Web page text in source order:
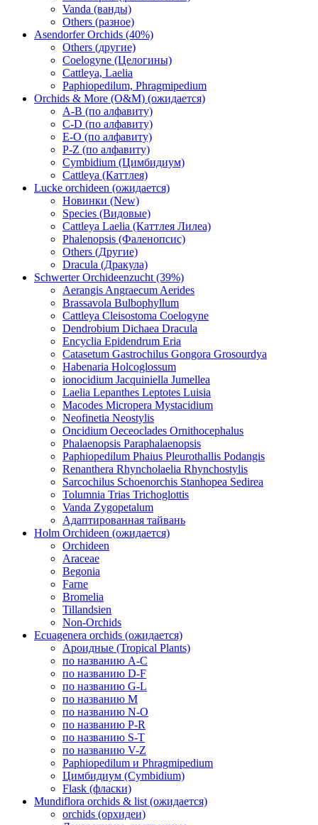
Vanda (ванды)
Others (разное)
Asendorfer Orchids (40%)
Others (другие)
Coelogyne (Целогины)
Cattleya, Laelia
Paphiopedilum, Phragmipedium
Orchids & More (O&M) (ожидается)
A-B (по алфавиту)
C-D (по алфавиту)
E-O (по алфавиту)
P-Z (по алфавиту)
Cymbidium (Цимбидиум)
Cattleya (Каттлея)
Lucke orchideen (ожидается)
Новинки (New)
Species (Видовые)
Cattleya Laelia (Каттлея Лилеа)
Phalenopsis (Фаленопсис)
Others (Другие)
Dracula (Дракула)
Schwerter Orchideenzucht (39%)
Aerangis Angraecum Aerides
Brassavola Bulbophyllum
Cattleya Cleisostoma Coelogyne
Dendrobium Dichaea Dracula
Encyclia Epidendrum Eria
Catasetum Gastrochilus Gongora Grosourdya
Habenaria Holcoglossum
ionocidium Jacquiniella Jumellea
Laelia Lepanthes Leptotes Luisia
Macodes Micropera Mystacidium
Neofinetia Neostylis
Oncidium Oeceoclades Ornithocephalus
Phalaenopsis Paraphalaenopsis
Paphiopedilum Phaius Pleurothallis Podangis
Renanthera Rhyncholaelia Rhynchostylis
Sarcochilus Schoenorchis Stanhopea Sedirea
Tolumnia Trias Trichoglottis
Vanda Zygopetalum
Адаптированная тайвань
Holm Orchideen (ожидается)
Orchideen
Araceae
Begonia
Farne
Bromelia
Tillandsien
Non-Orchids
Ecuagenera orchids (ожидается)
Ароидные (Tropical Plants)
по названию A-C
по названию D-F
по названию G-L
по названию M
по названию N-O
по названию P-R
по названию S-T
по названию V-Z
Paphiopedilum и Phragmipedium
Цимбидиум (Cymbidium)
Flask (фласки)
Mundiflora orchids & list (ожидается)
orchids (орхидеи)